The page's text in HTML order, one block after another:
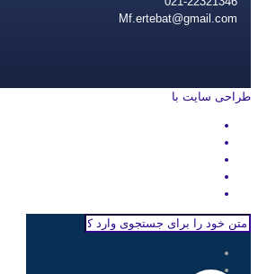
Mf.ertebat@gmail.com
طراحی سایت با